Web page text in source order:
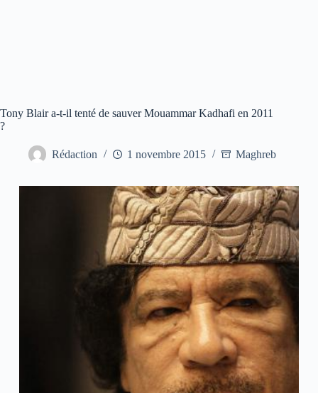
Tony Blair a-t-il tenté de sauver Mouammar Kadhafi en 2011
?
Rédaction 1 novembre 2015 Maghreb